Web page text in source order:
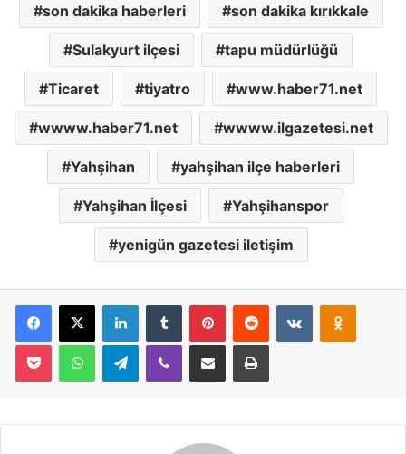
son dakika haberleri son dakika kırıkkale
Sulakyurt ilçesi tapu müdürlüğü
Ticaret tiyatro www.haber71.net
wwww.haber71.net wwww.ilgazetesi.net
Yahşihan yahşihan ilçe haberleri
Yahşihan İlçesi Yahşihanspor
yenigün gazetesi iletişim
Telegram